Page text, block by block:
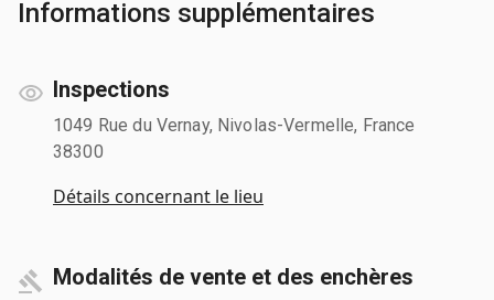
Informations supplémentaires
Inspections
1049 Rue du Vernay, Nivolas-Vermelle, France
38300
Détails concernant le lieu
Modalités de vente et des enchères